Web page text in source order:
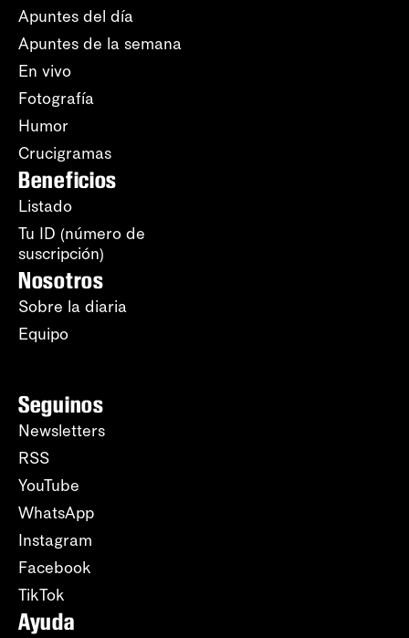
Apuntes del día
Apuntes de la semana
En vivo
Fotografía
Humor
Crucigramas
Beneficios
Listado
Tu ID (número de
suscripción)
Nosotros
Sobre la diaria
Equipo
Seguinos
Newsletters
RSS
YouTube
WhatsApp
Instagram
Facebook
TikTok
Ayuda